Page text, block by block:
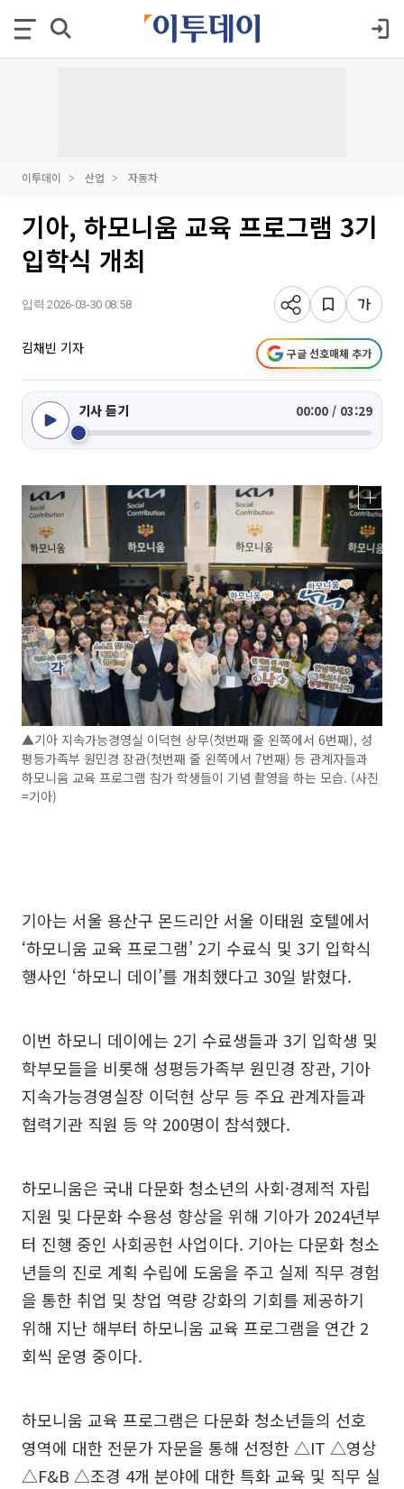
이투데이 산업 자동차
기아, 하모니움 교육 프로그램 3기
입학식 개최
입력 2026-03-30 08:58
김채빈 기자 구글 선호매체 추가
기사 듣기 00:00 / 03:29
▲기아 지속가능경영실 이덕현 상무(첫번째 줄 왼쪽에서 6번째), 성
평등가족부 원민경 장관(첫번째 줄 왼쪽에서 7번째) 등 관계자들과
하모니움 교육 프로그램 참가 학생들이 기념 촬영을 하는 모습. (사진
=기아)
기아는 서울 용산구 몬드리안 서울 이태원 호텔에서
‘하모니움 교육 프로그램’ 2기 수료식 및 3기 입학식
행사인 ‘하모니 데이’를 개최했다고 30일 밝혔다.
이번 하모니 데이에는 2기 수료생들과 3기 입학생 및
학부모들을 비롯해 성평등가족부 원민경 장관, 기아
지속가능경영실장 이덕현 상무 등 주요 관계자들과
협력기관 직원 등 약 200명이 참석했다.
하모니움은 국내 다문화 청소년의 사회·경제적 자립
지원 및 다문화 수용성 향상을 위해 기아가 2024년부
터 진행 중인 사회공헌 사업이다. 기아는 다문화 청소
년들의 진로 계획 수립에 도움을 주고 실제 직무 경험
을 통한 취업 및 창업 역량 강화의 기회를 제공하기
위해 지난 해부터 하모니움 교육 프로그램을 연간 2
회씩 운영 중이다.
하모니움 교육 프로그램은 다문화 청소년들의 선호
영역에 대한 전문가 자문을 통해 선정한 △IT △영상
△F&B △조경 4개 분야에 대한 특화 교육 및 직무 실